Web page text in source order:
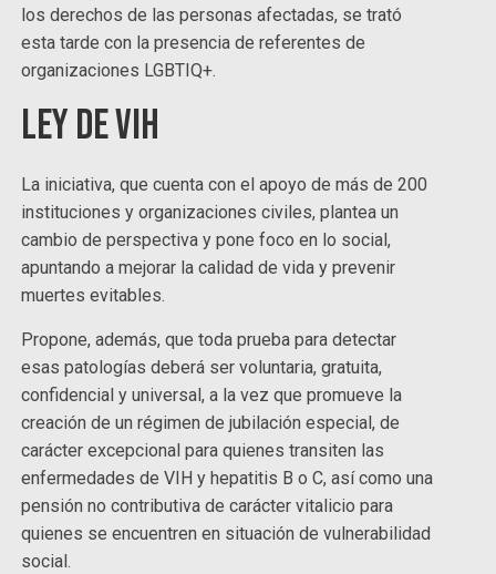
los derechos de las personas afectadas, se trató
esta tarde con la presencia de referentes de
organizaciones LGBTIQ+.
Ley de VIH
La iniciativa, que cuenta con el apoyo de más de 200
instituciones y organizaciones civiles, plantea un
cambio de perspectiva y pone foco en lo social,
apuntando a mejorar la calidad de vida y prevenir
muertes evitables.
Propone, además, que toda prueba para detectar
esas patologías deberá ser voluntaria, gratuita,
confidencial y universal, a la vez que promueve la
creación de un régimen de jubilación especial, de
carácter excepcional para quienes transiten las
enfermedades de VIH y hepatitis B o C, así como una
pensión no contributiva de carácter vitalicio para
quienes se encuentren en situación de vulnerabilidad
social.